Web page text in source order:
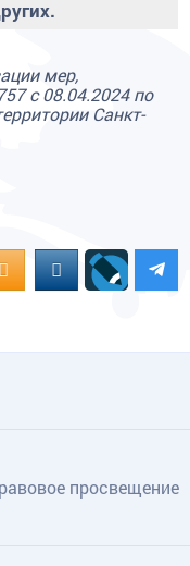
мер,
с 08.04.2024 по
Санкт-
MAIL.RU
просвещение